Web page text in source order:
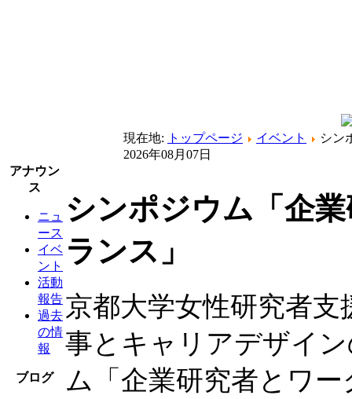
現在地: トップページ イベント
シン
2026年08月07日
アナウン
ス
ニュ
ース
イベ
ント
活動
報告
過去
の情
報
ブログ
シンポジウム「企
ランス」
京都大学女性研究者
事とキャリアデザイ
ム「企業研究者とワ